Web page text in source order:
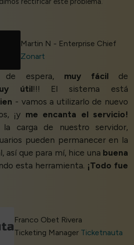
Martin N - Enterprise Chief
Zonart
espera, muy fácilde
útil!!! El sistema está
- vamos a utilizarlo de nuevo
¡y me encanta el servicio!
la carga de nuestro servidor,
pueden permanecer en la
así que para mí, hice una buena
esta herramienta. ¡Todo fue
Franco Obet Rivera
Ticketing Manager Ticketnauta